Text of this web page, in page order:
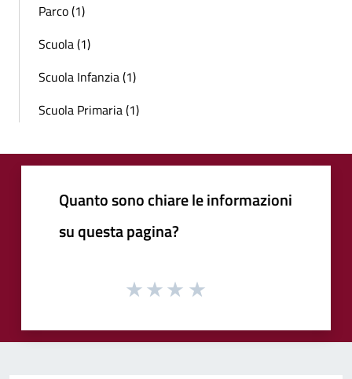
Parco (1)
Scuola (1)
Scuola Infanzia (1)
Scuola Primaria (1)
Quanto sono chiare le informazioni
su questa pagina?